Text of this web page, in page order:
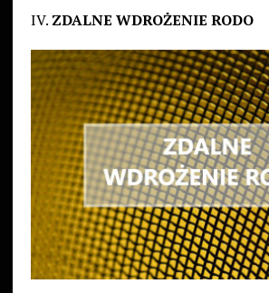
IV. ZDALNE WDROŻENIE RODO